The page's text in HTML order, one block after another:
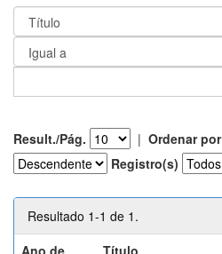
Result./Pág. | Ordenar por
Registro(s)
Resultado 1-1 de 1.
Ano de
Título